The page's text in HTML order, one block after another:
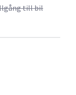
till bil